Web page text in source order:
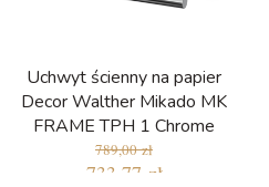
Uchwyt ścienny na papier
Decor Walther Mikado MK
FRAME TPH 1 Chrome
789,00 zł
733,77 zł